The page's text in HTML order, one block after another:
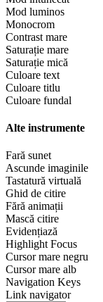
Mod luminos
Monocrom
Contrast mare
Saturație mare
Saturație mică
Culoare text
Culoare titlu
Culoare fundal
Alte instrumente
Fară sunet
Ascunde imaginile
Tastatură virtuală
Ghid de citire
Fără animații
Mască citire
Evidențiază
Highlight Focus
Cursor mare negru
Cursor mare alb
Navigation Keys
Link navigator